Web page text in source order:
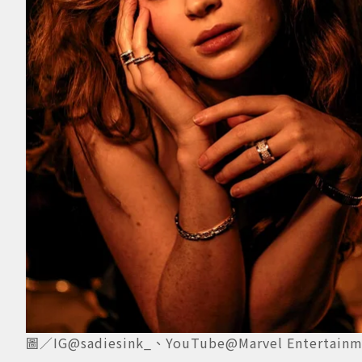
圖／IG@sadiesink_、YouTube@Marvel